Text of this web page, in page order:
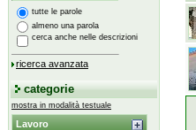
tutte le parole
almeno una parola
cerca anche nelle descrizioni
ricerca avanzata
categorie
mostra in modalità testuale
Lavoro